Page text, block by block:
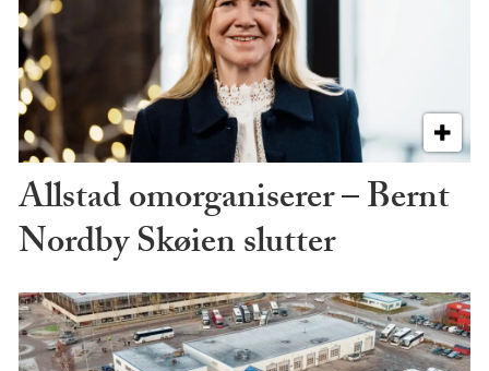
Allstad omorganiserer – Bernt
Nordby Skøien slutter